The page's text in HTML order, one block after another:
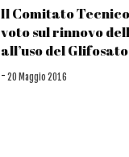
Il Comitato
voto sul rinnovo
all’uso del Glifosato
- 20 Maggio 2016